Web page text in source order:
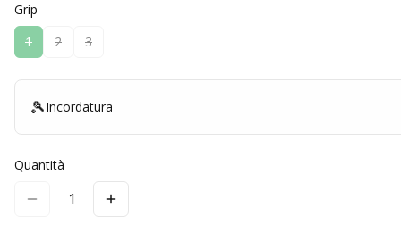
Grip
1
2 3
🎾Incordatura
Quantità
1